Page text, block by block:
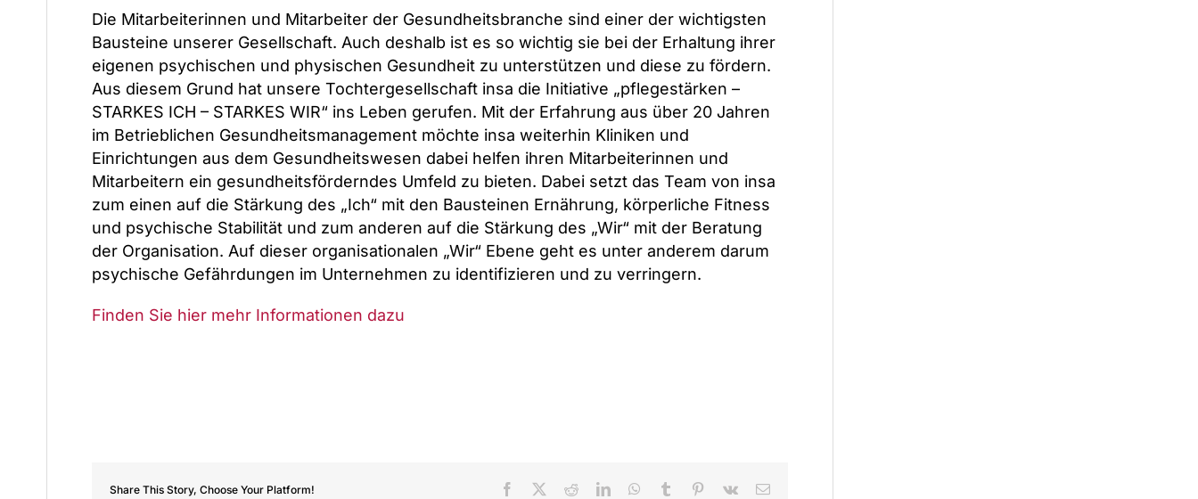
Die Mitarbeiterinnen und Mitarbeiter der Gesundheitsbranche sind einer der wichtigsten
Bausteine unserer Gesellschaft. Auch deshalb ist es so wichtig sie bei der Erhaltung ihrer
eigenen psychischen und physischen Gesundheit zu unterstützen und diese zu fördern.
Aus diesem Grund hat unsere Tochtergesellschaft insa die Initiative „pflegestärken –
STARKES ICH – STARKES WIR“ ins Leben gerufen. Mit der Erfahrung aus über 20 Jahren
im Betrieblichen Gesundheitsmanagement möchte insa weiterhin Kliniken und
Einrichtungen aus dem Gesundheitswesen dabei helfen ihren Mitarbeiterinnen und
Mitarbeitern ein gesundheitsförderndes Umfeld zu bieten. Dabei setzt das Team von insa
zum einen auf die Stärkung des „Ich“ mit den Bausteinen Ernährung, körperliche Fitness
und psychische Stabilität und zum anderen auf die Stärkung des „Wir“ mit der Beratung
der Organisation. Auf dieser organisationalen „Wir“ Ebene geht es unter anderem darum
psychische Gefährdungen im Unternehmen zu identifizieren und zu verringern.
Finden Sie hier mehr Informationen dazu
Share This Story, Choose Your Platform! Facebook RedditLinkedInWhatsApp
Tumblr Pinterest
Vk Email